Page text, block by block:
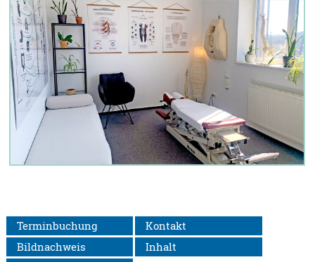
Terminbuchung
Kontakt
Bildnachweis
Inhalt